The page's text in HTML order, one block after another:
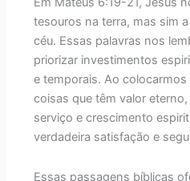
tesouros na terra, mas sim
céu. Essas palavras nos
priorizar investimentos
e temporais. Ao
coisas que têm valor
serviço e crescimento
verdadeira satisfação e
Essas passagens bíblicas